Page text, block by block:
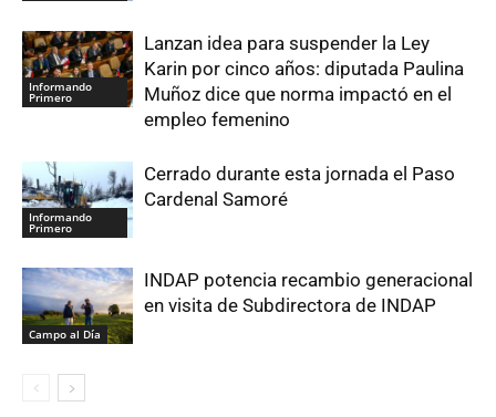
Informando
Primero
Lanzan idea para suspender la Ley
Karin por cinco años: diputada Paulina
Muñoz dice que norma impactó en el
empleo femenino
Informando
Primero
Cerrado durante esta jornada el Paso
Cardenal Samoré
Campo al Día
INDAP potencia recambio generacional
en visita de Subdirectora de INDAP